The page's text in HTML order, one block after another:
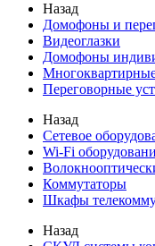
Назад
Домофоны и
Видеоглазки
Домофоны
Переговорные
Назад
Сетевое
Wi-Fi
Коммутаторы
Шкафы
Назад